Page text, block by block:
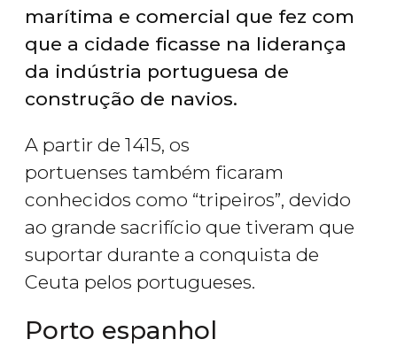
marítima e comercial que fez com
que a cidade ficasse na liderança
da indústria portuguesa de
construção de navios.
A partir de 1415, os
portuenses também ficaram
conhecidos como “tripeiros”, devido
ao grande sacrifício que tiveram que
suportar durante a conquista de
Ceuta pelos portugueses.
Porto espanhol